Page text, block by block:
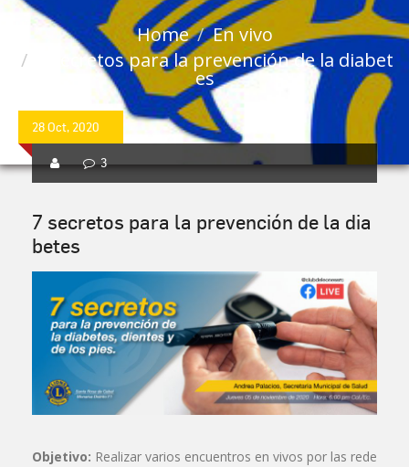
Home
En vivo
7 secretos para la prevención de la diabet
es
28 Oct, 2020
3
7 secretos para la prevención de la dia
betes
Objetivo: Realizar varios encuentros en vivos por las rede